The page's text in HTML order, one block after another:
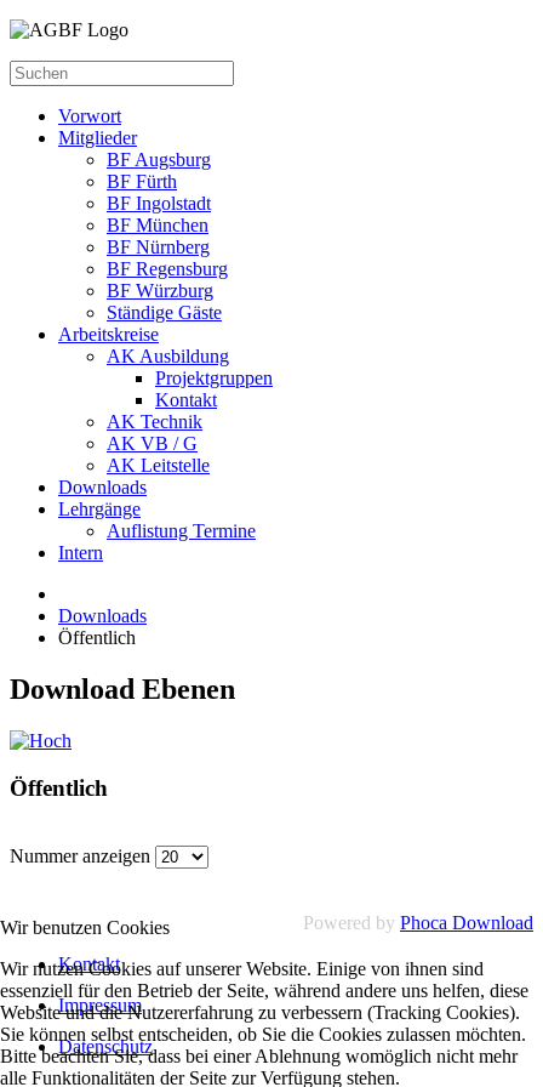
Vorwort
Mitglieder
BF Augsburg
BF Fürth
BF Ingolstadt
BF München
BF Nürnberg
BF Regensburg
BF Würzburg
Ständige Gäste
Arbeitskreise
AK Ausbildung
Projektgruppen
Kontakt
AK Technik
AK VB / G
AK Leitstelle
Downloads
Lehrgänge
Auflistung Termine
Intern
Downloads
Öffentlich
Download Ebenen
Öffentlich
Nummer anzeigen
Powered by Phoca Download
Kontakt
Impressum
Datenschutz
Wir benutzen Cookies
Wir nutzen Cookies auf unserer Website. Einige von ihnen sind
essenziell für den Betrieb der Seite, während andere uns helfen, diese
Website und die Nutzererfahrung zu verbessern (Tracking Cookies).
Sie können selbst entscheiden, ob Sie die Cookies zulassen möchten.
Bitte beachten Sie, dass bei einer Ablehnung womöglich nicht mehr
alle Funktionalitäten der Seite zur Verfügung stehen.